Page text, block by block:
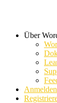
Über
Anmelden